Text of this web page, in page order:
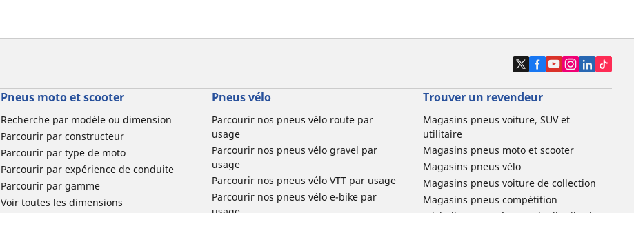
Pneus moto et scooter
Recherche par modèle ou dimension
Parcourir par constructeur
Parcourir par type de moto
Parcourir par expérience de conduite
Parcourir par gamme
Voir toutes les dimensions
Pneus vélo
Parcourir nos pneus vélo route par
usage
Parcourir nos pneus vélo gravel par
usage
Parcourir nos pneus vélo VTT par usage
Parcourir nos pneus vélo e-bike par
usage
Trouver un revendeur
Magasins pneus voiture, SUV et
utilitaire
Magasins pneus moto et scooter
Magasins pneus vélo
Magasins pneus voiture de collection
Magasins pneus compétition
Michelin et ses réseaux de distribution